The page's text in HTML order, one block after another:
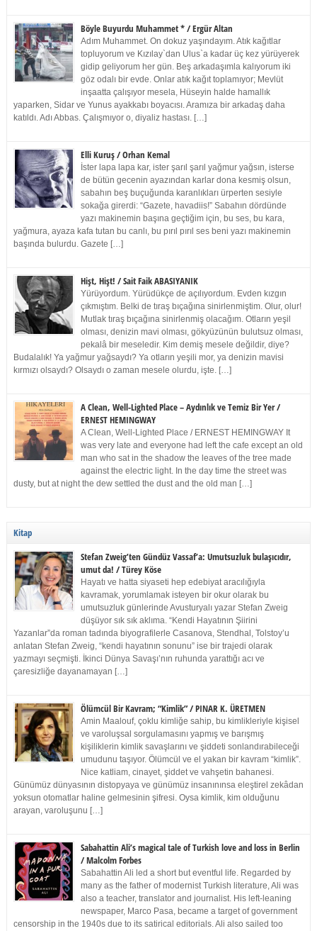
Böyle Buyurdu Muhammet * / Ergür Altan
Adım Muhammet. On dokuz yaşındayım. Atık kağıtlar
topluyorum ve Kızılay`dan Ulus`a kadar üç kez yürüyerek
gidip geliyorum her gün. Beş arkadaşımla kalıyorum iki
göz odalı bir evde. Onlar atık kağıt toplamıyor; Mevlüt
inşaatta çalışıyor mesela, Hüseyin halde hamallık
yaparken, Sidar ve Yunus ayakkabı boyacısı. Aramıza bir arkadaş daha
katıldı. Adı Abbas. Çalışmıyor o, diyaliz hastası. […]
Elli Kuruş / Orhan Kemal
İster lapa lapa kar, ister şarıl şarıl yağmur yağsın, isterse
de bütün gecenin ayazından karlar dona kesmiş olsun,
sabahın beş buçuğunda karanlıkları ürperten sesiyle
sokağa girerdi: “Gazete, havadiis!” Sabahın dördünde
yazı makinemin başına geçtiğim için, bu ses, bu kara,
yağmura, ayaza kafa tutan bu canlı, bu pırıl pırıl ses beni yazı makinemin
başında bulurdu. Gazete […]
Hişt, Hişt! / Sait Faik ABASIYANIK
Yürüyordum. Yürüdükçe de açılıyordum. Evden kızgın
çıkmıştım. Belki de tıraş bıçağına sinirlenmiştim. Olur, olur!
Mutlak tıraş bıçağına sinirlenmiş olacağım. Otların yeşil
olması, denizin mavi olması, gökyüzünün bulutsuz olması,
pekalâ bir meseledir. Kim demiş mesele değildir, diye?
Budalalık! Ya yağmur yağsaydı? Ya otların yeşili mor, ya denizin mavisi
kırmızı olsaydı? Olsaydı o zaman mesele olurdu, işte. […]
A Clean, Well-Lighted Place – Aydınlık ve Temiz Bir Yer /
ERNEST HEMINGWAY
A Clean, Well-Lighted Place / ERNEST HEMINGWAY It
was very late and everyone had left the cafe except an old
man who sat in the shadow the leaves of the tree made
against the electric light. In the day time the street was
dusty, but at night the dew settled the dust and the old man […]
Kitap
Stefan Zweig’ten Gündüz Vassaf’a: Umutsuzluk bulaşıcıdır,
umut da! / Türey Köse
Hayatı ve hatta siyaseti hep edebiyat aracılığıyla
kavramak, yorumlamak isteyen bir okur olarak bu
umutsuzluk günlerinde Avusturyalı yazar Stefan Zweig
düşüyor sık sık aklıma. “Kendi Hayatının Şiirini
Yazanlar”da roman tadında biyografilerle Casanova, Stendhal, Tolstoy’u
anlatan Stefan Zweig, “kendi hayatının sonunu” ise bir trajedi olarak
yazmayı seçmişti. İkinci Dünya Savaşı’nın ruhunda yarattığı acı ve
çaresizliğe dayanamayan […]
Ölümcül Bir Kavram; “Kimlik” / PINAR K. ÜRETMEN
Amin Maalouf, çoklu kimliğe sahip, bu kimlikleriyle kişisel
ve varoluşsal sorgulamasını yapmış ve barışmış
kişiliklerin kimlik savaşlarını ve şiddeti sonlandırabileceği
umudunu taşıyor. Ölümcül ve el yakan bir kavram “kimlik”.
Nice katliam, cinayet, şiddet ve vahşetin bahanesi.
Günümüz dünyasının distopyaya ve günümüz insanınınsa eleştirel zekâdan
yoksun otomatlar haline gelmesinin şifresi. Oysa kimlik, kim olduğunu
arayan, varoluşunu […]
Sabahattin Ali’s magical tale of Turkish love and loss in Berlin
/ Malcolm Forbes
Sabahattin Ali led a short but eventful life. Regarded by
many as the father of modernist Turkish literature, Ali was
also a teacher, translator and journalist. His left-leaning
newspaper, Marco Pasa, became a target of government
censorship in the 1940s due to its satirical editorials. Ali also sailed too